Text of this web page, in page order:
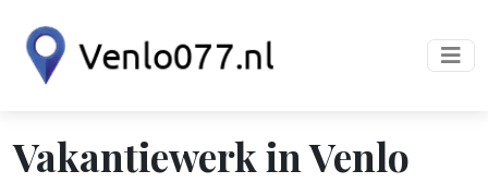
Vakantiewerk in Venlo